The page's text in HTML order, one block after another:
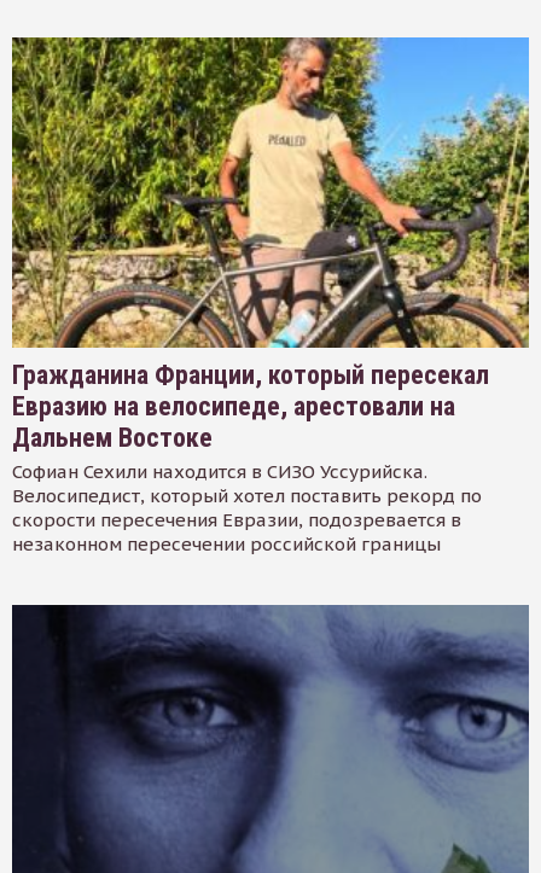
Гражданина Франции, который пересекал
Евразию на велосипеде, арестовали на
Дальнем Востоке
Софиан Сехили находится в СИЗО Уссурийска.
Велосипедист, который хотел поставить рекорд по
скорости пересечения Евразии, подозревается в
незаконном пересечении российской границы